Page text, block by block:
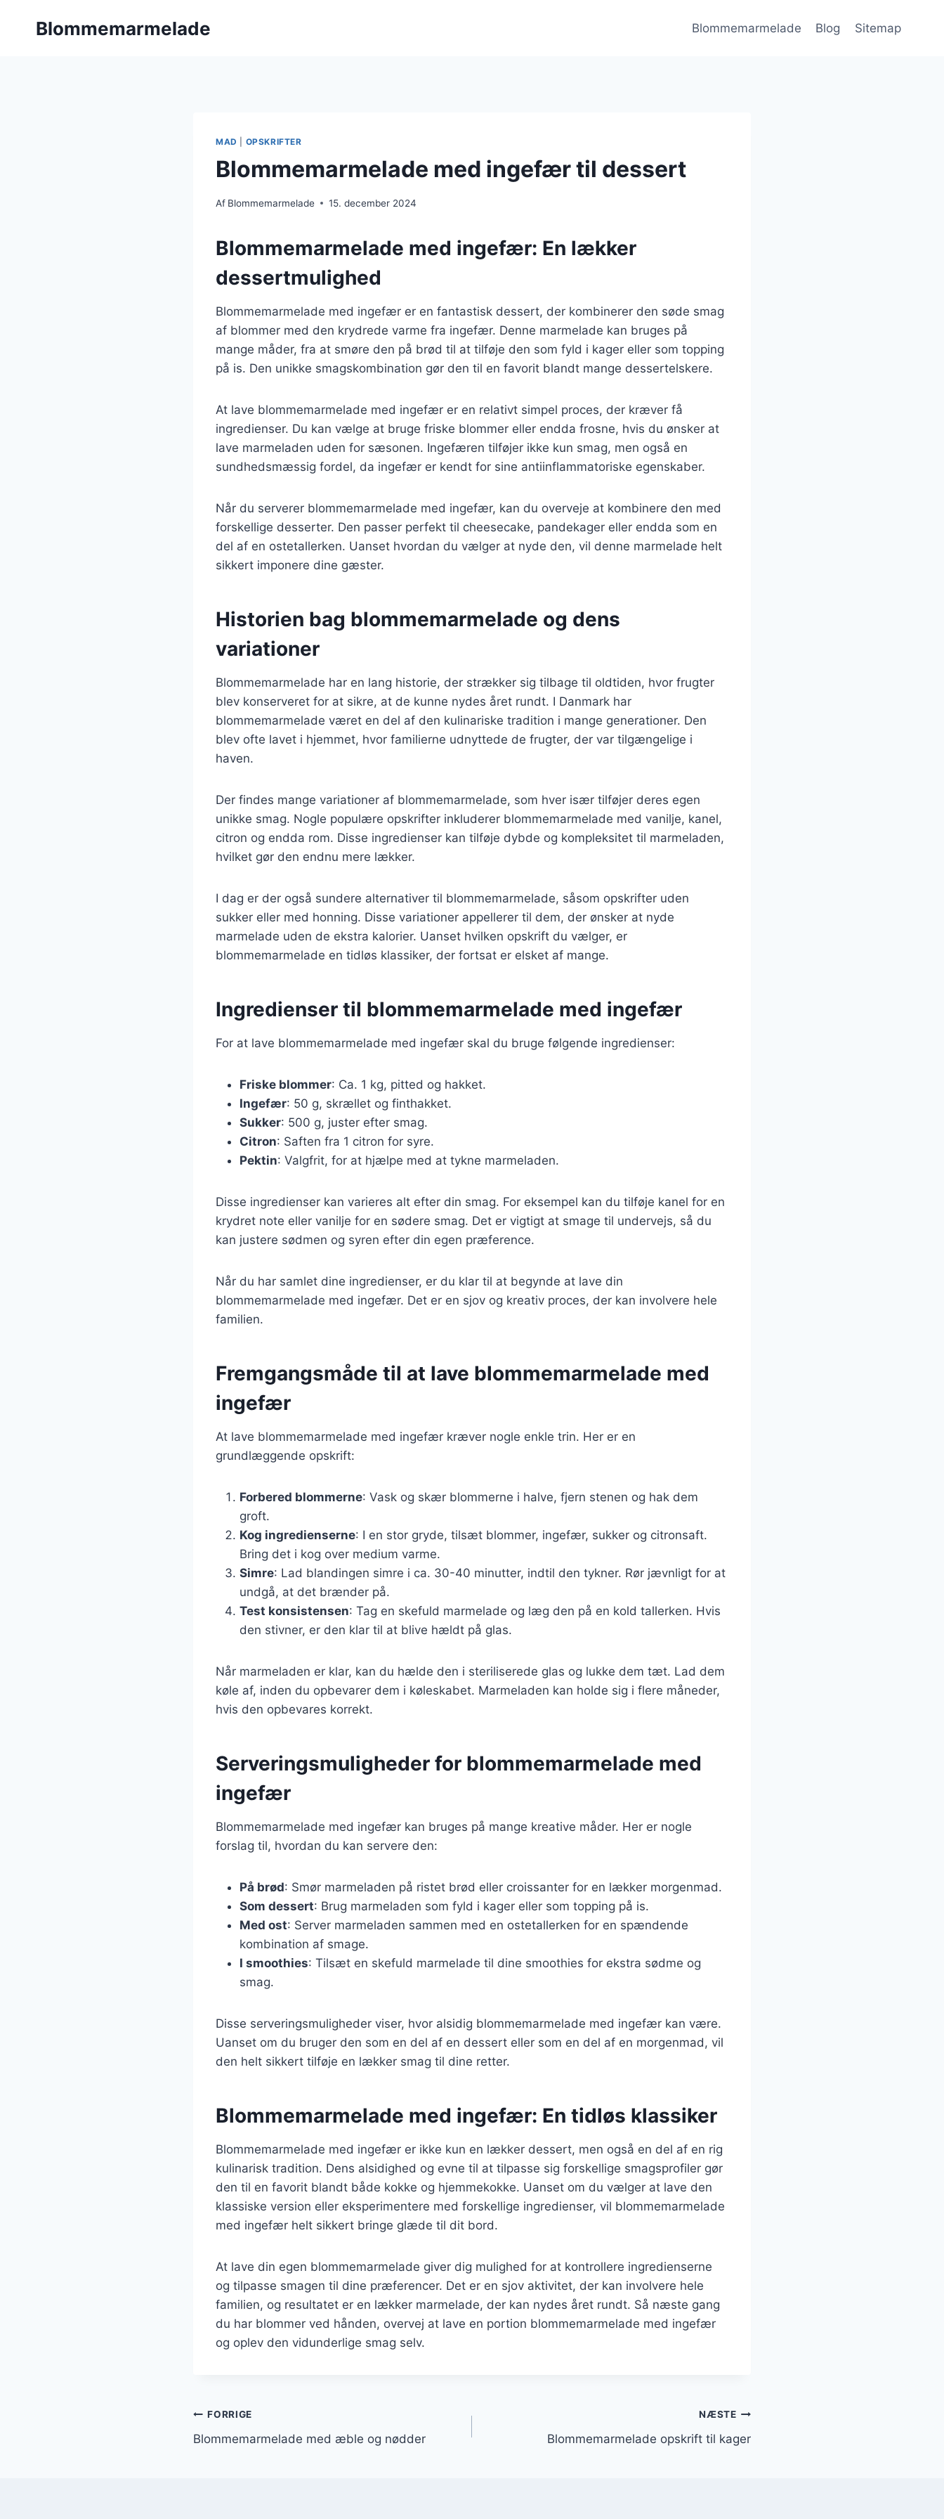
Blommemarmelade Blommemarmelade Blog Sitemap
MAD OPSKRIFTER
Blommemarmelade med ingefær til dessert
Af Blommemarmelade 15. december 2024
Blommemarmelade med ingefær: En lækker
dessertmulighed
Blommemarmelade med ingefær er en fantastisk dessert, der kombinerer den søde smag
af blommer med den krydrede varme fra ingefær. Denne marmelade kan bruges på
mange måder, fra at smøre den på brød til at tilføje den som fyld i kager eller som topping
på is. Den unikke smagskombination gør den til en favorit blandt mange dessertelskere.
At lave blommemarmelade med ingefær er en relativt simpel proces, der kræver få
ingredienser. Du kan vælge at bruge friske blommer eller endda frosne, hvis du ønsker at
lave marmeladen uden for sæsonen. Ingefæren tilføjer ikke kun smag, men også en
sundhedsmæssig fordel, da ingefær er kendt for sine antiinflammatoriske egenskaber.
Når du serverer blommemarmelade med ingefær, kan du overveje at kombinere den med
forskellige desserter. Den passer perfekt til cheesecake, pandekager eller endda som en
del af en ostetallerken. Uanset hvordan du vælger at nyde den, vil denne marmelade helt
sikkert imponere dine gæster.
Historien bag blommemarmelade og dens
variationer
Blommemarmelade har en lang historie, der strækker sig tilbage til oldtiden, hvor frugter
blev konserveret for at sikre, at de kunne nydes året rundt. I Danmark har
blommemarmelade været en del af den kulinariske tradition i mange generationer. Den
blev ofte lavet i hjemmet, hvor familierne udnyttede de frugter, der var tilgængelige i
haven.
Der findes mange variationer af blommemarmelade, som hver især tilføjer deres egen
unikke smag. Nogle populære opskrifter inkluderer blommemarmelade med vanilje, kanel,
citron og endda rom. Disse ingredienser kan tilføje dybde og kompleksitet til marmeladen,
hvilket gør den endnu mere lækker.
I dag er der også sundere alternativer til blommemarmelade, såsom opskrifter uden
sukker eller med honning. Disse variationer appellerer til dem, der ønsker at nyde
marmelade uden de ekstra kalorier. Uanset hvilken opskrift du vælger, er
blommemarmelade en tidløs klassiker, der fortsat er elsket af mange.
Ingredienser til blommemarmelade med ingefær
For at lave blommemarmelade med ingefær skal du bruge følgende ingredienser:
Friske blommer: Ca. 1 kg, pitted og hakket.
Ingefær: 50 g, skrællet og finthakket.
Sukker: 500 g, juster efter smag.
Citron: Saften fra 1 citron for syre.
Pektin: Valgfrit, for at hjælpe med at tykne marmeladen.
Disse ingredienser kan varieres alt efter din smag. For eksempel kan du tilføje kanel for en
krydret note eller vanilje for en sødere smag. Det er vigtigt at smage til undervejs, så du
kan justere sødmen og syren efter din egen præference.
Når du har samlet dine ingredienser, er du klar til at begynde at lave din
blommemarmelade med ingefær. Det er en sjov og kreativ proces, der kan involvere hele
familien.
Fremgangsmåde til at lave blommemarmelade med
ingefær
At lave blommemarmelade med ingefær kræver nogle enkle trin. Her er en
grundlæggende opskrift:
Forbered blommerne: Vask og skær blommerne i halve, fjern stenen og hak dem
groft.
Kog ingredienserne: I en stor gryde, tilsæt blommer, ingefær, sukker og citronsaft.
Bring det i kog over medium varme.
Simre: Lad blandingen simre i ca. 30-40 minutter, indtil den tykner. Rør jævnligt for at
undgå, at det brænder på.
Test konsistensen: Tag en skefuld marmelade og læg den på en kold tallerken. Hvis
den stivner, er den klar til at blive hældt på glas.
Når marmeladen er klar, kan du hælde den i steriliserede glas og lukke dem tæt. Lad dem
køle af, inden du opbevarer dem i køleskabet. Marmeladen kan holde sig i flere måneder,
hvis den opbevares korrekt.
Serveringsmuligheder for blommemarmelade med
ingefær
Blommemarmelade med ingefær kan bruges på mange kreative måder. Her er nogle
forslag til, hvordan du kan servere den:
På brød: Smør marmeladen på ristet brød eller croissanter for en lækker morgenmad.
Som dessert: Brug marmeladen som fyld i kager eller som topping på is.
Med ost: Server marmeladen sammen med en ostetallerken for en spændende
kombination af smage.
I smoothies: Tilsæt en skefuld marmelade til dine smoothies for ekstra sødme og
smag.
Disse serveringsmuligheder viser, hvor alsidig blommemarmelade med ingefær kan være.
Uanset om du bruger den som en del af en dessert eller som en del af en morgenmad, vil
den helt sikkert tilføje en lækker smag til dine retter.
Blommemarmelade med ingefær: En tidløs klassiker
Blommemarmelade med ingefær er ikke kun en lækker dessert, men også en del af en rig
kulinarisk tradition. Dens alsidighed og evne til at tilpasse sig forskellige smagsprofiler gør
den til en favorit blandt både kokke og hjemmekokke. Uanset om du vælger at lave den
klassiske version eller eksperimentere med forskellige ingredienser, vil blommemarmelade
med ingefær helt sikkert bringe glæde til dit bord.
At lave din egen blommemarmelade giver dig mulighed for at kontrollere ingredienserne
og tilpasse smagen til dine præferencer. Det er en sjov aktivitet, der kan involvere hele
familien, og resultatet er en lækker marmelade, der kan nydes året rundt. Så næste gang
du har blommer ved hånden, overvej at lave en portion blommemarmelade med ingefær
og oplev den vidunderlige smag selv.
Indlægsnavigation
FORRIGE
Blommemarmelade med æble og nødder
NÆSTE
Blommemarmelade opskrift til kager